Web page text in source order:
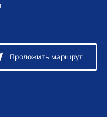
Проложить маршрут